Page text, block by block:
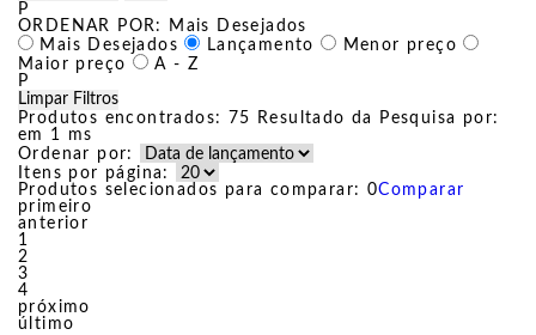
P
ORDENAR POR:
Mais Desejados
Mais Desejados
Lançamento
Menor preço
Maior preço
A - Z
P
Limpar Filtros
Produtos encontrados:
75
Resultado da Pesquisa por:
em
1 ms
Ordenar por:
Itens por página:
Produtos selecionados para comparar: 0Comparar
primeiro
anterior
1
2
3
4
próximo
último